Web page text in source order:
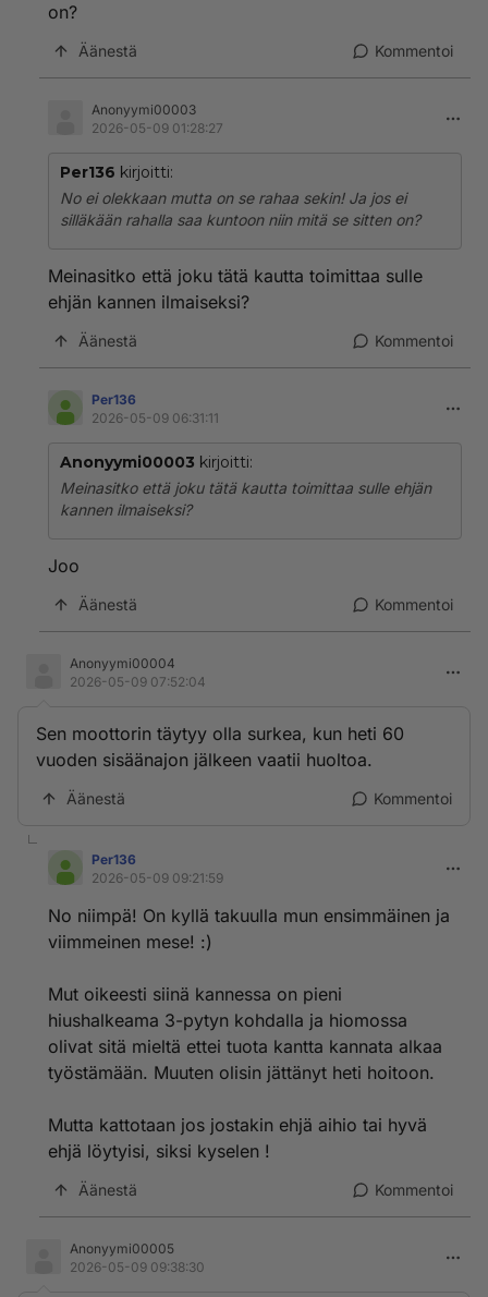
on?
Äänestä Kommentoi
Anonyymi00003
2026-05-09 01:28:27
Per136 kirjoitti:
No ei olekkaan mutta on se rahaa sekin! Ja jos ei
silläkään rahalla saa kuntoon niin mitä se sitten on?
Meinasitko että joku tätä kautta toimittaa sulle
ehjän kannen ilmaiseksi?
Äänestä Kommentoi
Per136
2026-05-09 06:31:11
Anonyymi00003 kirjoitti:
Meinasitko että joku tätä kautta toimittaa sulle ehjän
kannen ilmaiseksi?
Joo
Äänestä Kommentoi
Anonyymi00004
2026-05-09 07:52:04
Sen moottorin täytyy olla surkea, kun heti 60
vuoden sisäänajon jälkeen vaatii huoltoa.
Äänestä Kommentoi
Per136
2026-05-09 09:21:59
No niimpä! On kyllä takuulla mun ensimmäinen ja
viimmeinen mese! :)
Mut oikeesti siinä kannessa on pieni
hiushalkeama 3-pytyn kohdalla ja hiomossa
olivat sitä mieltä ettei tuota kantta kannata alkaa
työstämään. Muuten olisin jättänyt heti hoitoon.
Mutta kattotaan jos jostakin ehjä aihio tai hyvä
ehjä löytyisi, siksi kyselen !
Äänestä Kommentoi
Anonyymi00005
2026-05-09 09:38:30